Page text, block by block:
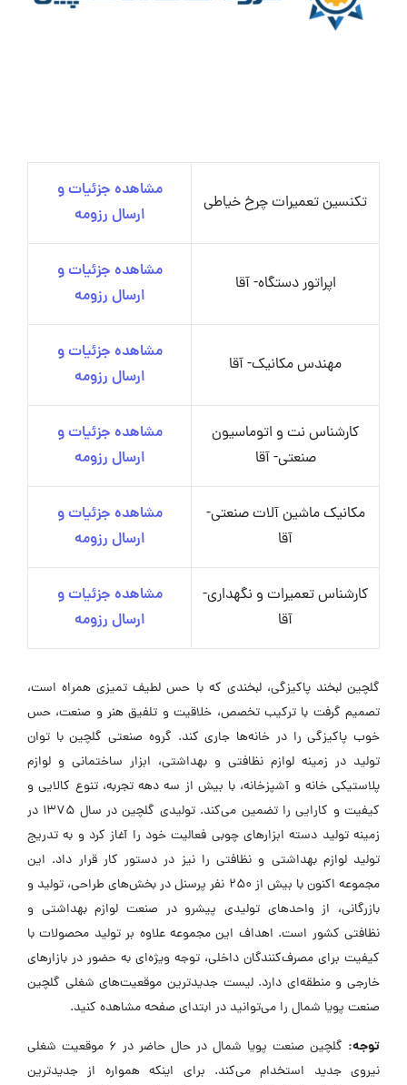
تکنسین تعمیرات چرخ خیاطی
مشاهده جزئیات و
ارسال رزومه
اپراتور دستگاه- آقا
مشاهده جزئیات و
ارسال رزومه
مهندس مکانیک- آقا
مشاهده جزئیات و
ارسال رزومه
کارشناس نت و اتوماسیون
صنعتی- آقا
مشاهده جزئیات و
ارسال رزومه
مکانیک ماشین آلات صنعتی-
آقا
مشاهده جزئیات و
ارسال رزومه
کارشناس تعمیرات و نگهداری-
آقا
مشاهده جزئیات و
ارسال رزومه
گلچین لبخند پاکیزگی، لبخندی که با حس لطیف تمیزی همراه است،
تصمیم گرفت با ترکیب تخصص، خلاقیت و تلفیق هنر و صنعت، حس
خوب پاکیزگی را در خانه‌ها جاری کند. گروه صنعتی گلچین با توان
تولید در زمینه لوازم نظافتی و بهداشتی، ابزار ساختمانی و لوازم
پلاستیکی خانه و آشپزخانه، با بیش از سه دهه تجربه، تنوع کالایی و
کیفیت و کارایی را تضمین می‌کند. تولیدی گلچین در سال 1375 در
زمینه تولید دسته ابزارهای چوبی فعالیت خود را آغاز کرد و به تدریج
تولید لوازم بهداشتی و نظافتی را نیز در دستور کار قرار داد. این
مجموعه اکنون با بیش از 250 نفر پرسنل در بخش‌های طراحی، تولید و
بازرگانی، از واحدهای تولیدی پیشرو در صنعت لوازم بهداشتی و
نظافتی کشور است. اهداف این مجموعه علاوه بر تولید محصولات با
کیفیت برای مصرف‌کنندگان داخلی، توجه ویژه‌ای به حضور در بازارهای
خارجی و منطقه‌ای دارد. لیست جدیدترین موقعیت‌های شغلی گلچین
صنعت پویا شمال را می‌توانید در ابتدای صفحه مشاهده کنید.
توجه:
گلچین صنعت پویا شمال در حال حاضر در ۶ موقعیت شغلی
نیروی جدید استخدام می‌کند. برای اینکه همواره از جدیدترین